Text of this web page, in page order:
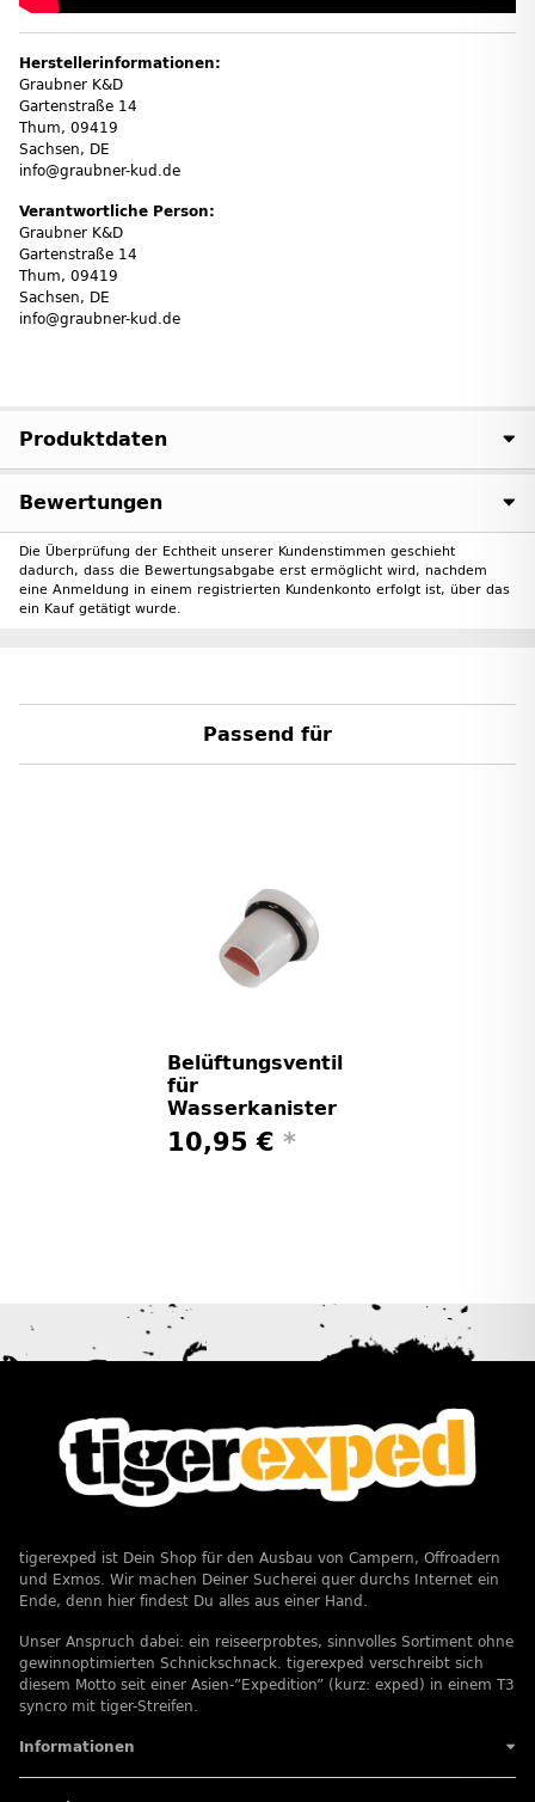
Herstellerinformationen:
Graubner K&D
Gartenstraße 14
Thum, 09419
Sachsen, DE
info@graubner-kud.de
Verantwortliche Person:
Graubner K&D
Gartenstraße 14
Thum, 09419
Sachsen, DE
info@graubner-kud.de
Produktdaten
Bewertungen
Die Überprüfung der Echtheit unserer Kundenstimmen geschieht
dadurch, dass die Bewertungsabgabe erst ermöglicht wird, nachdem
eine Anmeldung in einem registrierten Kundenkonto erfolgt ist, über das
ein Kauf getätigt wurde.
Passend für
Belüftungsventil
für
Wasserkanister
10,95 € *
tigerexped ist Dein Shop für den Ausbau von Campern, Offroadern
und Exmos. Wir machen Deiner Sucherei quer durchs Internet ein
Ende, denn hier findest Du alles aus einer Hand.
Unser Anspruch dabei: ein reiseerprobtes, sinnvolles Sortiment ohne
gewinnoptimierten Schnickschnack. tigerexped verschreibt sich
diesem Motto seit einer Asien-”Expedition” (kurz: exped) in einem T3
syncro mit tiger-Streifen.
Informationen